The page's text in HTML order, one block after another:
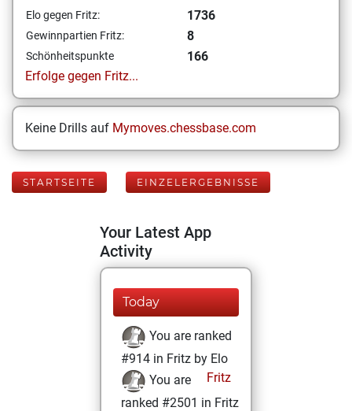
Elo gegen Fritz: 1736
Gewinnpartien Fritz: 8
Schönheitspunkte
166
Erfolge gegen Fritz...
Keine Drills auf Mymoves.chessbase.com
STARTSEITE EINZELERGEBNISSE
Your Latest App
Activity
Today
You are ranked
#914 in Fritz by Elo
Fritz
You are
ranked #2501 in Fritz